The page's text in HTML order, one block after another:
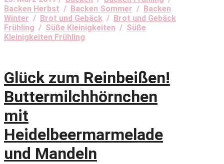
Backen Herbst / Backen Sommer / Backen
Winter / Brot und Gebäck / Brot und Gebäck
Frühling / Süße Kleinigkeiten / Süße
Kleinigkeiten Frühling
Glück zum Reinbeißen!
Buttermilchhörnchen
mit
Heidelbeermarmelade
und Mandeln